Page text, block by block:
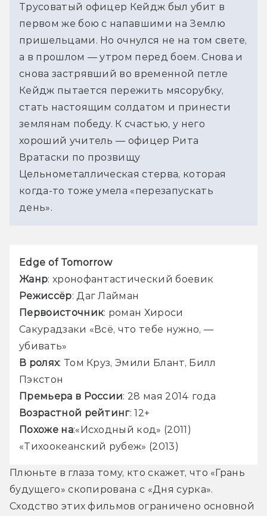
Трусоватый офицер Кейдж был убит в
первом же бою с напавшими на Землю
пришельцами. Но очнулся не на том свете,
а в прошлом — утром перед боем. Снова и
снова застрявший во временной петле
Кейдж пытается пережить мясорубку,
стать настоящим солдатом и принести
землянам победу. К счастью, у него
хороший учитель — офицер Рита
Вратаски по прозвищу
Цельнометаллическая стерва, которая
когда-то тоже умела «перезапускать
день».
Edge of Tomorrow
Жанр: хронофантастический боевик
Режиссёр: Даг Лайман
Первоисточник: роман Хироси
Сакурадзаки «Всё, что тебе нужно, —
убивать»
В ролях: Том Круз, Эмили Блант, Билл
Пэкстон
Премьера в России: 28 мая 2014 года
Возрастной рейтинг: 12+
Похоже на:«Исходный код» (2011)
«Тихоокеанский рубеж» (2013)
Плюньте в глаза тому, кто скажет, что «Грань
будущего» скопирована с «Дня сурка».
Сходство этих фильмов ограничено основной